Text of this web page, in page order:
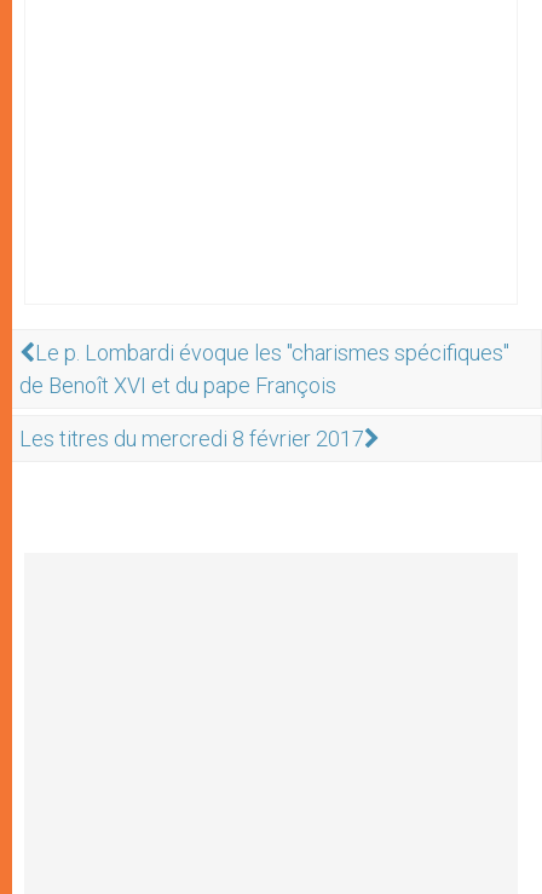
Le p. Lombardi évoque les "charismes spécifiques"
de Benoît XVI et du pape François
Les titres du mercredi 8 février 2017